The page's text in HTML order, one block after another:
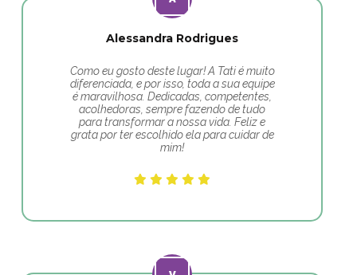
Alessandra Rodrigues
Como eu gosto deste lugar! A Tati é muito
diferenciada, e por isso, toda a sua equipe
é maravilhosa. Dedicadas, competentes,
acolhedoras, sempre fazendo de tudo
para transformar a nossa vida. Feliz e
grata por ter escolhido ela para cuidar de
mim!